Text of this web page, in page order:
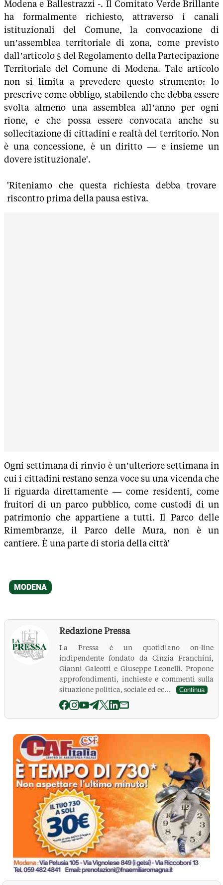
Modena e Ballestrazzi -. Il Comitato Verde Brillante
ha formalmente richiesto, attraverso i canali
istituzionali del Comune, la convocazione di
un’assemblea territoriale di zona, come previsto
dall’articolo 5 del Regolamento della Partecipazione
Territoriale del Comune di Modena. Tale articolo
non si limita a prevedere questo strumento: lo
prescrive come obbligo, stabilendo che debba essere
svolta almeno una assemblea all’anno per ogni
rione, e che possa essere convocata anche su
sollecitazione di cittadini e realtà del territorio. Non
è una concessione, è un diritto — e insieme un
dovere istituzionale'.
'Riteniamo che questa richiesta debba trovare
riscontro prima della pausa estiva.
Ogni settimana di rinvio è un’ulteriore settimana in
cui i cittadini restano senza voce su una vicenda che
li riguarda direttamente — come residenti, come
fruitori di un parco pubblico, come custodi di un
patrimonio che appartiene a tutti. Il Parco delle
Rimembranze, il Parco delle Mura, non è un
cantiere. È una parte di storia della città'
Redazione Pressa
La Pressa è un quotidiano on-line
indipendente fondato da Cinzia Franchini,
Gianni Galeotti e Giuseppe Leonelli. Propone
approfondimenti, inchieste e commenti sulla
situazione politica, sociale ed ec...
Continua
La Pressa